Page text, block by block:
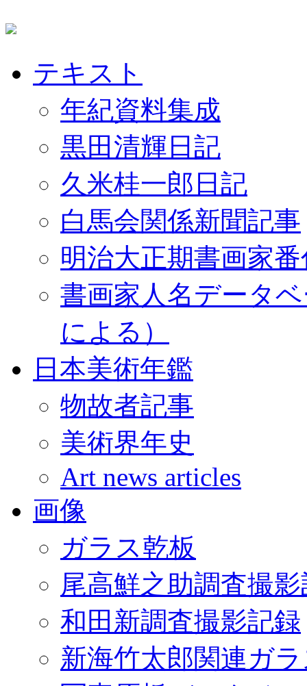
テキスト
年紀資料集成
黒田清輝日記
久米桂一郎日記
白馬会関係新聞記事
明治大正期書画家
書画家人名データ
による）
日本美術年鑑
物故者記事
美術界年史
Art news articles
画像
ガラス乾板
尾高鮮之助調査撮
和田新調査撮影記録
新海竹太郎関連ガ